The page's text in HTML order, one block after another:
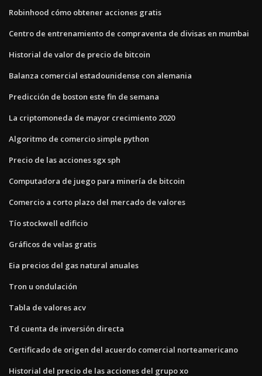
Robinhood cómo obtener acciones gratis
Centro de entrenamiento de compraventa de divisas en mumbai
Historial de valor de precio de bitcoin
Balanza comercial estadounidense con alemania
Predicción de boston este fin de semana
La criptomoneda de mayor crecimiento 2020
Algoritmo de comercio simple python
Precio de las acciones sgx sph
Computadora de juego para minería de bitcoin
Comercio a corto plazo del mercado de valores
Tío stockwell edificio
Gráficos de velas gratis
Eia precios del gas natural anuales
Tron u ondulación
Tabla de valores acv
Td cuenta de inversión directa
Certificado de origen del acuerdo comercial norteamericano
Historial del precio de las acciones del grupo xo